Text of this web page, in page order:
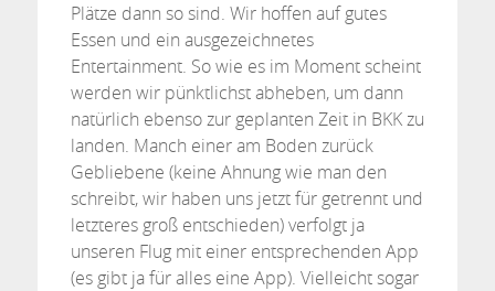
Plätze dann so sind. Wir hoffen auf gutes
Essen und ein ausgezeichnetes
Entertainment. So wie es im Moment scheint
werden wir pünktlichst abheben, um dann
natürlich ebenso zur geplanten Zeit in BKK zu
landen. Manch einer am Boden zurück
Gebliebene (keine Ahnung wie man den
schreibt, wir haben uns jetzt für getrennt und
letzteres groß entschieden) verfolgt ja
unseren Flug mit einer entsprechenden App
(es gibt ja für alles eine App). Vielleicht sogar